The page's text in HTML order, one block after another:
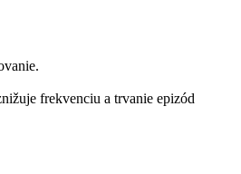
frekvenciu a trvanie epizód